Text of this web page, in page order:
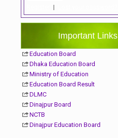
|
Important Links
Education Board
Dhaka Education Board
Ministry of Education
Education Board Result
DLMC
Dinajpur Board
NCTB
Dinajpur Education Board